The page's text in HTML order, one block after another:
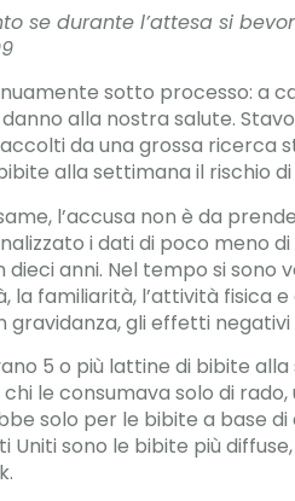
se durante l’attesa si
sotto processo: a
alla nostra salute.
da una grossa ricerca
alla settimana il rischio
l’accusa non è da
i dati di poco meno
dieci anni. Nel tempo si
la familiarità, l’attività fisica
gli effetti
5 o più lattine di bibite
le consumava solo di
solo per le bibite a base
Uniti sono le bibite più